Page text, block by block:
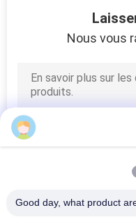
Nous vous
Good day, what product